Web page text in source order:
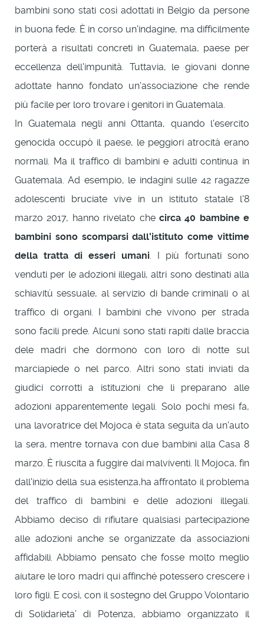
bambini sono stati così adottati in Belgio da persone
in buona fede. È in corso un'indagine, ma difficilmente
porterà a risultati concreti in Guatemala, paese per
eccellenza dell'impunità. Tuttavia, le giovani donne
adottate hanno fondato un'associazione che rende
più facile per loro trovare i genitori in Guatemala.
In Guatemala negli anni Ottanta, quando l'esercito
genocida occupò il paese, le peggiori atrocità erano
normali. Ma il traffico di bambini e adulti continua in
Guatemala. Ad esempio, le indagini sulle 42 ragazze
adolescenti bruciate vive in un istituto statale l'8
marzo 2017, hanno rivelato che circa 40 bambine e
bambini sono scomparsi dall'istituto come vittime
della tratta di esseri umani . I più fortunati sono
venduti per le adozioni illegali, altri sono destinati alla
schiavitù sessuale, al servizio di bande criminali o al
traffico di organi. I bambini che vivono per strada
sono facili prede. Alcuni sono stati rapiti dalle braccia
dele madri che dormono con loro di notte sul
marciapiede o nel parco. Altri sono stati inviati da
giudici corrotti a istituzioni che li preparano alle
adozioni apparentemente legali. Solo pochi mesi fa,
una lavoratrice del Mojoca è stata seguita da un'auto
la sera, mentre tornava con due bambini alla Casa 8
marzo. È riuscita a fuggire dai malviventi. Il Mojoca, fin
dall'inizio della sua esistenza,ha affrontato il problema
del traffico di bambini e delle adozioni illegali.
Abbiamo deciso di rifiutare qualsiasi partecipazione
alle adozioni anche se organizzate da associazioni
affidabili. Abbiamo pensato che fosse molto meglio
aiutare le loro madri qui affinché potessero crescere i
loro figli. E così, con il sostegno del Gruppo Volontario
di Solidarieta’ di Potenza, abbiamo organizzato il